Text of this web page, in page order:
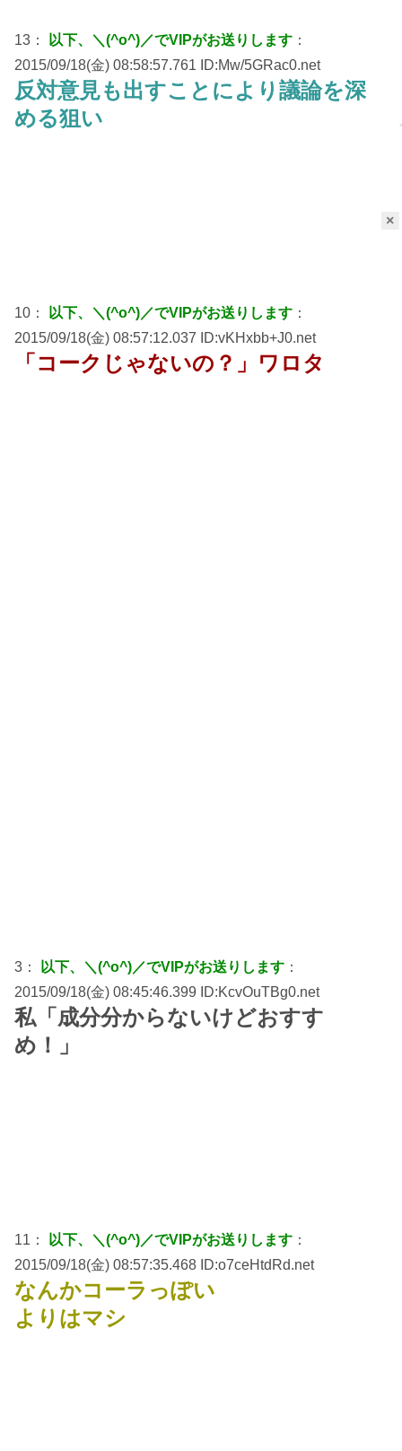
×
13： 以下、＼(^o^)／でVIPがお送りします ：
2015/09/18(金) 08:58:57.761 ID:Mw/5GRac0.net
反対意見も出すことにより議論を深
める狙い
10： 以下、＼(^o^)／でVIPがお送りします ：
2015/09/18(金) 08:57:12.037 ID:vKHxbb+J0.net
「コークじゃないの？」ワロタ
3： 以下、＼(^o^)／でVIPがお送りします ：
2015/09/18(金) 08:45:46.399 ID:KcvOuTBg0.net
私「成分分からないけどおすす
め！」
11： 以下、＼(^o^)／でVIPがお送りします ：
2015/09/18(金) 08:57:35.468 ID:o7ceHtdRd.net
なんかコーラっぽい
よりはマシ